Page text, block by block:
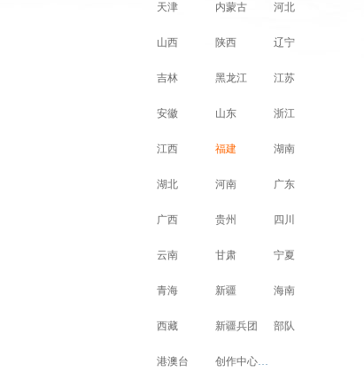
天津 内蒙古 河北
山西 陕西 辽宁
吉林 黑龙江 江苏
安徽 山东 浙江
江西 福建 湖南
湖北 河南 广东
广西 贵州 四川
云南 甘肃 宁夏
青海 新疆 海南
西藏 新疆兵团 部队
港澳台 创作中心写生基地